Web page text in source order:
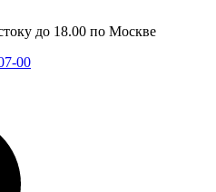
до 18.00 по Москве
00